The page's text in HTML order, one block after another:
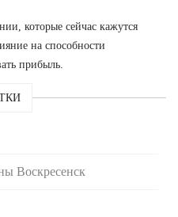
которые сейчас кажутся
на способности
прибыль.
Воскресенск